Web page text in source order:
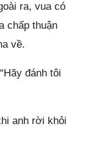
ra, vua có
chấp thuận
về.
đánh tôi
anh rời khỏi